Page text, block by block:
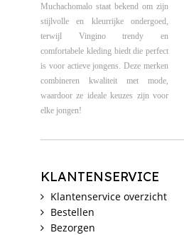
Muchachomalo staat bekend om zijn
stijlvolle en kleurrijke ondergoed,
terwijl Vingino trendy en
comfortabele kleding biedt die perfect
is voor actieve jongens. Deze merken
combineren kwaliteit met mode,
waardoor ze ideale keuzes zijn voor
elke jongen!
KLANTENSERVICE
Klantenservice overzicht
Bestellen
Bezorgen